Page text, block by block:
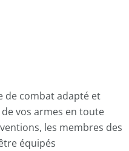
de combat adapté et
vos armes en toute
les membres des
équipés